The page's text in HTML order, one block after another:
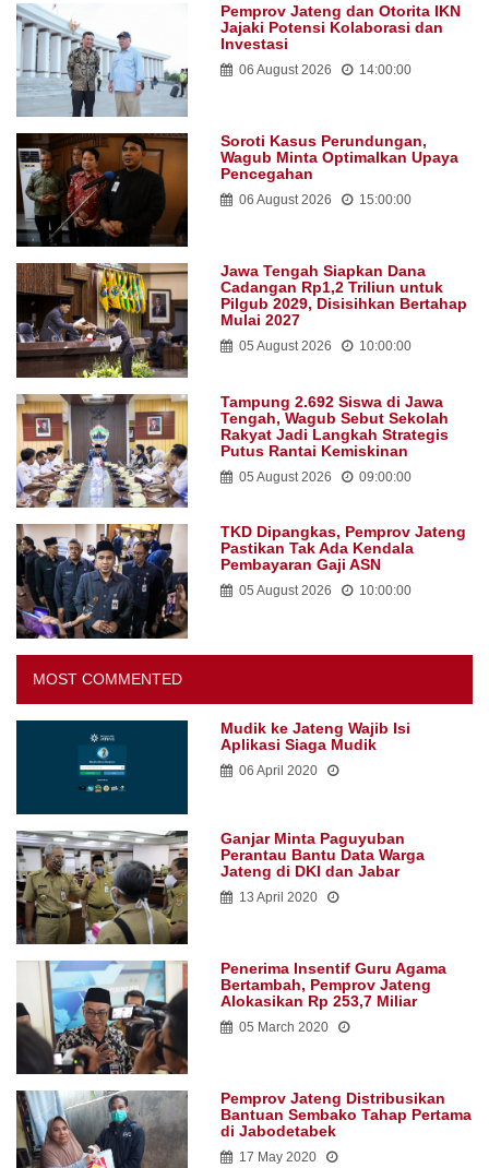
Pemprov Jateng dan Otorita IKN
Jajaki Potensi Kolaborasi dan
Investasi
06 August 2026 14:00:00
Soroti Kasus Perundungan,
Wagub Minta Optimalkan Upaya
Pencegahan
06 August 2026 15:00:00
Jawa Tengah Siapkan Dana
Cadangan Rp1,2 Triliun untuk
Pilgub 2029, Disisihkan Bertahap
Mulai 2027
05 August 2026 10:00:00
Tampung 2.692 Siswa di Jawa
Tengah, Wagub Sebut Sekolah
Rakyat Jadi Langkah Strategis
Putus Rantai Kemiskinan
05 August 2026 09:00:00
TKD Dipangkas, Pemprov Jateng
Pastikan Tak Ada Kendala
Pembayaran Gaji ASN
05 August 2026 10:00:00
MOST COMMENTED
Mudik ke Jateng Wajib Isi
Aplikasi Siaga Mudik
06 April 2020
Ganjar Minta Paguyuban
Perantau Bantu Data Warga
Jateng di DKI dan Jabar
13 April 2020
Penerima Insentif Guru Agama
Bertambah, Pemprov Jateng
Alokasikan Rp 253,7 Miliar
05 March 2020
Pemprov Jateng Distribusikan
Bantuan Sembako Tahap Pertama
di Jabodetabek
17 May 2020